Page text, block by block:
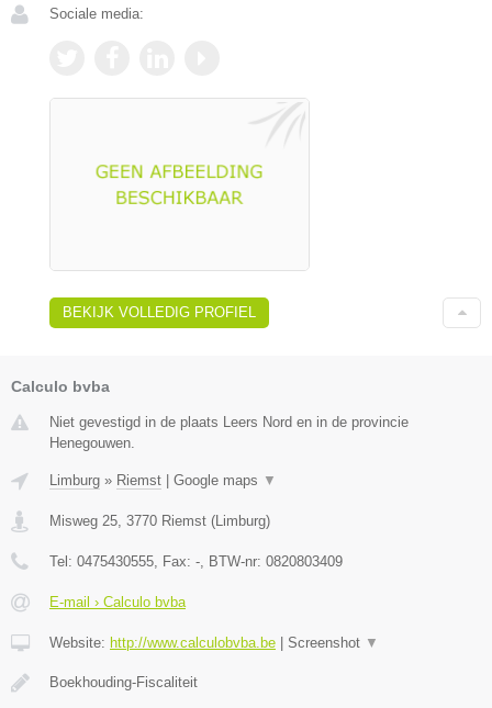
Sociale media:
BEKIJK VOLLEDIG PROFIEL
Calculo bvba
Niet gevestigd in de plaats Leers Nord en in de provincie
Henegouwen.
Limburg » Riemst Google maps ▼
Misweg 25, 3770 Riemst (Limburg)
Tel: 0475430555, Fax: -, BTW-nr: 0820803409
E-mail › Calculo bvba
Website: http://www.calculobvba.be Screenshot ▼
Boekhouding-Fiscaliteit